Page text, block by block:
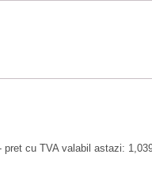
cu TVA valabil astazi: